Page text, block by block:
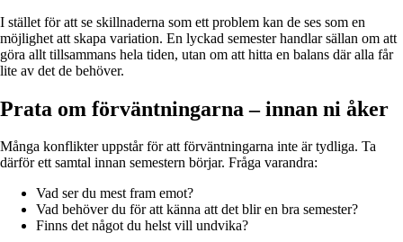
I stället för att se skillnaderna som ett problem kan de ses som en
möjlighet att skapa variation. En lyckad semester handlar sällan om att
göra allt tillsammans hela tiden, utan om att hitta en balans där alla får
lite av det de behöver.
Prata om förväntningarna – innan ni åker
Många konflikter uppstår för att förväntningarna inte är tydliga. Ta
därför ett samtal innan semestern börjar. Fråga varandra:
Vad ser du mest fram emot?
Vad behöver du för att känna att det blir en bra semester?
Finns det något du helst vill undvika?